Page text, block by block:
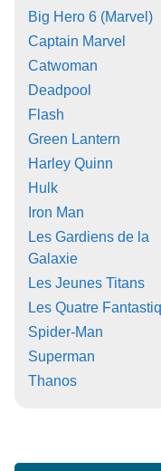
Big Hero 6 (Marvel)
Captain Marvel
Catwoman
Deadpool
Flash
Green Lantern
Harley Quinn
Hulk
Iron Man
Les Gardiens de la
Galaxie
Les Jeunes Titans
Les Quatre
Spider-Man
Superman
Thanos